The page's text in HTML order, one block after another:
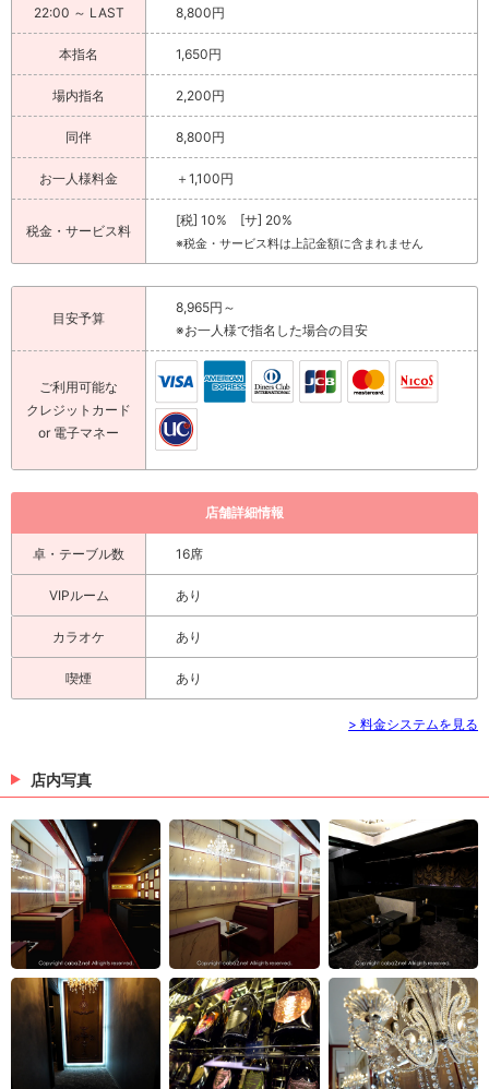
22:00 ～ LAST 8,800円
本指名 1,650円
場内指名 2,200円
同伴 8,800円
お一人様料金 ＋1,100円
税金・サービス料
[税] 10% [サ] 20%
※税金・サービス料は上記金額に含まれません
目安予算
8,965円～
※お一人様で指名した場合の目安
ご利用可能な
クレジットカード
or 電子マネー
店舗詳細情報
卓・テーブル数 16席
VIPルーム あり
カラオケ あり
喫煙 あり
> 料金システムを見る
店内写真